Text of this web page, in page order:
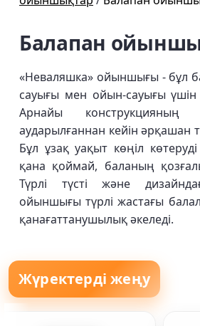
Балапан
«Неваляшка» ойыншығы - бұл
сауығы мен ойын-сауығы үшін
Арнайы
аударылғаннан кейін әрқашан
Бұл ұзақ уақыт көңіл
қана қоймай, баланың
Түрлі түсті және
ойыншығы түрлі жастағы
қанағаттанушылық әкеледі.
Жүректерді жеңу